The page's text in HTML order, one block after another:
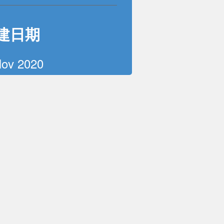
日期
2020